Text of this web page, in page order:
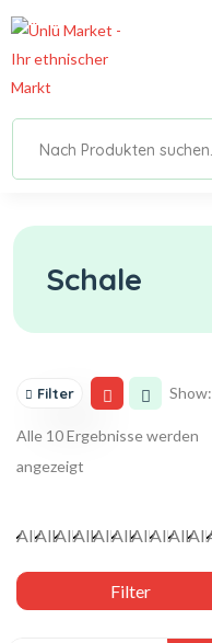
Schale
Filter Show:
Alle 10 Ergebnisse werden
angezeigt